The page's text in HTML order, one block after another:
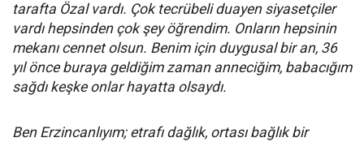
tarafta Özal vardı. Çok tecrübeli duayen siyasetçiler
vardı hepsinden çok şey öğrendim. Onların hepsinin
mekanı cennet olsun. Benim için duygusal bir an, 36
yıl önce buraya geldiğim zaman anneciğim, babacığım
sağdı keşke onlar hayatta olsaydı.
Ben Erzincanlıyım; etrafı dağlık, ortası bağlık bir